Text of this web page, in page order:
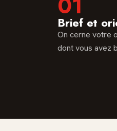
Brief et
On cerne votre
dont vous avez